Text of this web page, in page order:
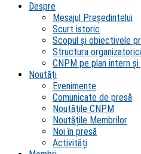
Despre
Mesajul Președintelui
Scurt istoric
Scopul şi obiectivele
Structura
CNPM pe plan intern
Noutăți
Evenimente
Comunicate de presă
Noutățile CNPM
Noutățile Membrilor
Noi în presă
Activități